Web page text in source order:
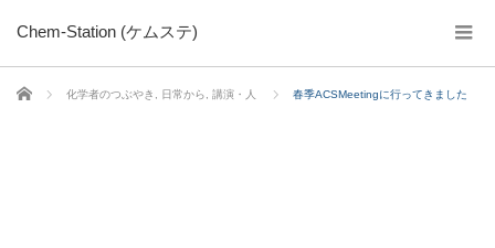
Chem-Station (ケムステ)
ホーム 化学者のつぶやき 日常から 講演・人 春季ACSMeetingに行ってきました